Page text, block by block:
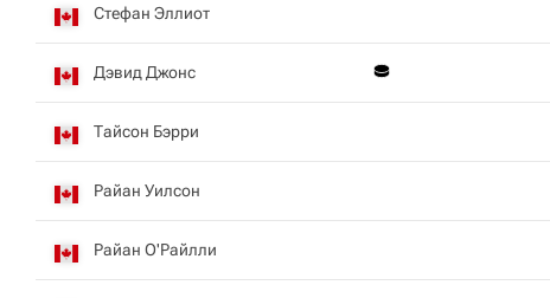
Стефан Эллиот
Дэвид Джонс
Тайсон Бэрри
Райан Уилсон
Райан О'Райлли